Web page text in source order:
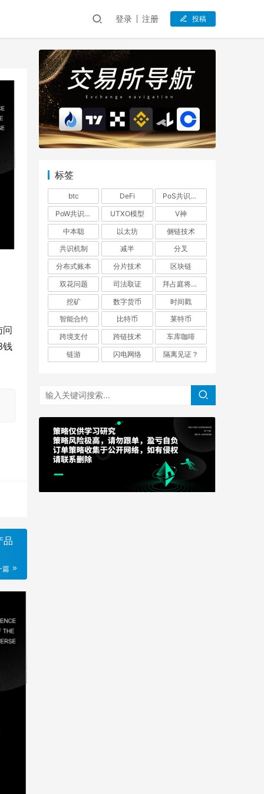
登录 注册 投稿
问
钱
品
篇
标签
btc DeFi
PoS共识机制
PoW共识机制
UTXO模型
V神
中本聪
以太坊
侧链技术
共识机制
减半
分叉
分布式账本
分片技术
区块链
双花问题
司法取证
拜占庭将军问题
挖矿
数字货币
时间戳
智能合约
比特币
莱特币
跨境支付
跨链技术
车库咖啡
链游
闪电网络 隔离见证？